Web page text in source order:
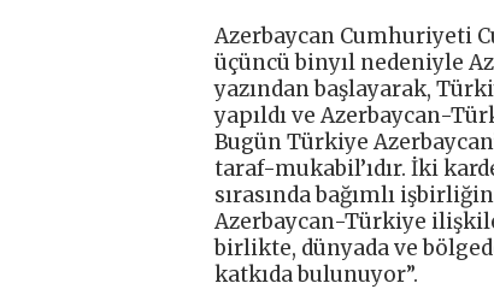
Azerbaycan Cumhuriyeti
üçüncü binyıl nedeniyle
yazından başlayarak,
yapıldı ve Azerbaycan-
Bugün Türkiye
taraf-mukabil’ıdır. İki
sırasında bağımlı
Azerbaycan-Türkiye
birlikte, dünyada ve
katkıda bulunuyor”.